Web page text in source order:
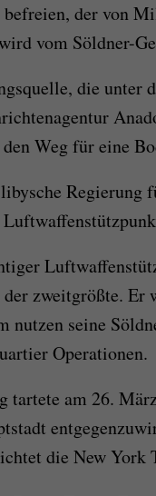
der von
vom Söldner-
die unter
Weg für eine
Regierung
zweitgrößte. Er
nutzen seine
Operationen.
tartete am 26.
die New York